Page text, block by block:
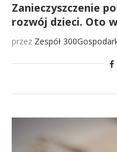
Zanieczyszczenie
rozwój dzieci. Oto
przez Zespół